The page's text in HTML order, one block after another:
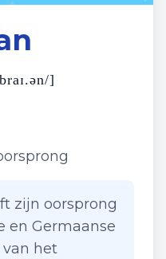
]
zijn oorsprong
en Germaanse
van het